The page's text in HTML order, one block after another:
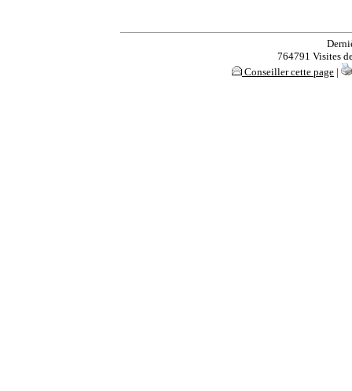
764791 Visites
Conseiller cette page |